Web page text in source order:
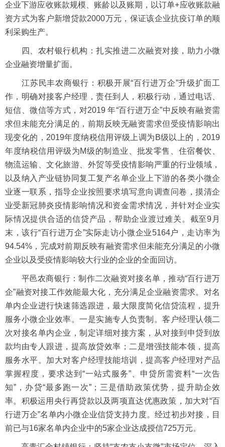
企业下游应收账款规模、账龄以及账期，以订单+应收账款融
资方式为客户新增贷款2000万元，保证该企业抗疫订单的顺
利采购生产。
四、农村银行机构：扎实推进二次融资对接，助力小微
企业融资增量扩面。
江苏民丰农商银行：积极开展“百行进万企”升级扩面工
作，明确对接客户经理，责任到人，积极行动，通过电话、
短信、微信等方式，对2019 年“百行进万企”中反映有融资需
求但未能充分满足的，前期反映无融资需求但受疫情影响出
现变化的，2019年度纳税信用评级上调为B级以上的，2019
年度纳税信用评级为M级的制造业、批发零售、住宿餐饮、
物流运输、文化旅游、外贸等受疫情影响严重的行业领域，
以及纳入产业链协同复工复产名单企业上下游的各类小微企
业逐一联系，指导企业按照要求填写意向调查问卷，摸清企
业受新冠肺炎疫情影响情况和资金需求情况，并针对企业实
际情况提供合适的信贷产品，帮助企业渡过难关。截至9月
末，该行“百行进万企”实际走访小微企业5164户，走访率为
94.54%，完成对前期反映有融资需求但未能充分满足的小微
企业以及受疫情影响较大行业的企业的全面回访。
平邑农商银行：制作二次融资对接名单，推动“百行进万
企”融资对接工作效能最大化，充分满足企业融资需求。对名
单内企业进行快速筛选跟进，最大限度简化信贷流程，提升
服务小微企业效率。一是实施专人负责制。客户经理认领二
次对接名单内企业，制定详细对接方案，从对接到申贷到放
款均由专人跟进，提高放贷效率；二是增强技能本领，提高
服务水平。加大对客户经理技能培训，提高客户经理对产品
掌握程度，要求达到“一站式服务”、申贷所需资料“一次告
知”，办贷“最多跑一次”；三是借助政策优势，提升助企效
率。积极运用央行再贷款以及两项直达优惠政策，加大对“百
行进万企”名单内小微企业信贷支持力度。经过初步对接，目
前已与16家名单内企业中的5家企业达成授信725万元。